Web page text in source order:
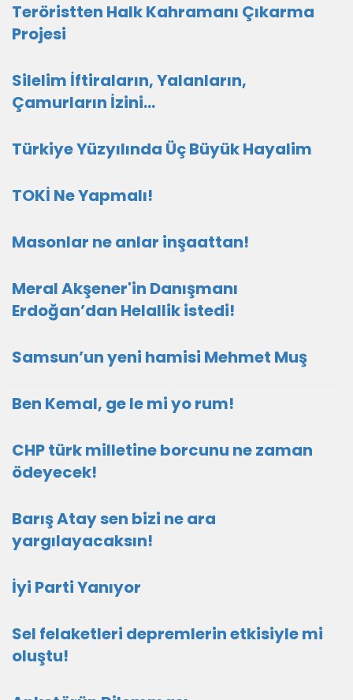
Teröristten Halk Kahramanı Çıkarma
Projesi
Silelim İftiraların, Yalanların,
Çamurların İzini…
Türkiye Yüzyılında Üç Büyük Hayalim
TOKİ Ne Yapmalı!
Masonlar ne anlar inşaattan!
Meral Akşener'in Danışmanı
Erdoğan’dan Helallik istedi!
Samsun’un yeni hamisi Mehmet Muş
Ben Kemal, ge le mi yo rum!
CHP türk milletine borcunu ne zaman
ödeyecek!
Barış Atay sen bizi ne ara
yargılayacaksın!
İyi Parti Yanıyor
Sel felaketleri depremlerin etkisiyle mi
oluştu!